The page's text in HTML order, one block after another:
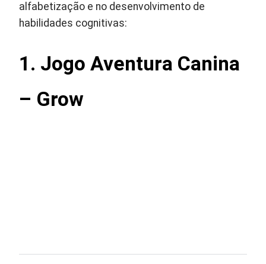
alfabetização e no desenvolvimento de
habilidades cognitivas:
1. Jogo Aventura Canina
– Grow